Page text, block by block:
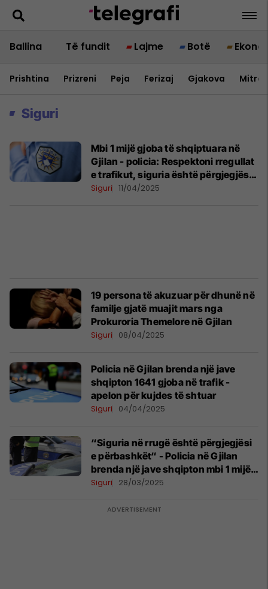
Ballina Të fundit Lajme Botë
Prishtina Prizreni Peja Ferizaj Gjakova
Siguri
Mbi 1 mijë gjoba të shqiptuara në
Gjilan - policia: Respektoni rregullat
e trafikut, siguria është përgjegjësi
e përbashkët
Siguri 11/04/2025
19 persona të akuzuar për dhunë në
familje gjatë muajit mars nga
Prokuroria Themelore në Gjilan
Siguri 08/04/2025
Policia në Gjilan brenda një jave
shqipton 1641 gjoba në trafik -
apelon për kujdes të shtuar
Siguri 04/04/2025
“Siguria në rrugë është përgjegjësi
e përbashkët“ - Policia në Gjilan
brenda një jave shqipton mbi 1 mijë
gjoba
Siguri 28/03/2025